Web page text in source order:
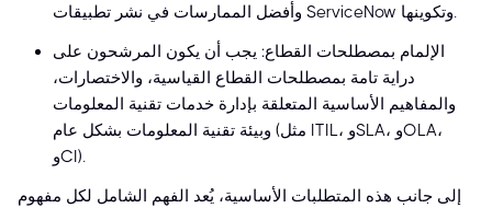
وأفضل الممارسات في نشر تطبيقات ServiceNow وتكوينها.
الإلمام بمصطلحات القطاع: يجب أن يكون المرشحون على
دراية تامة بمصطلحات القطاع القياسية، والاختصارات،
والمفاهيم الأساسية المتعلقة بإدارة خدمات تقنية المعلومات
وبيئة تقنية المعلومات بشكل عام (مثل ITIL، وSLA، وOLA،
وCI).
إلى جانب هذه المتطلبات الأساسية، يُعد الفهم الشامل لكل مفهوم